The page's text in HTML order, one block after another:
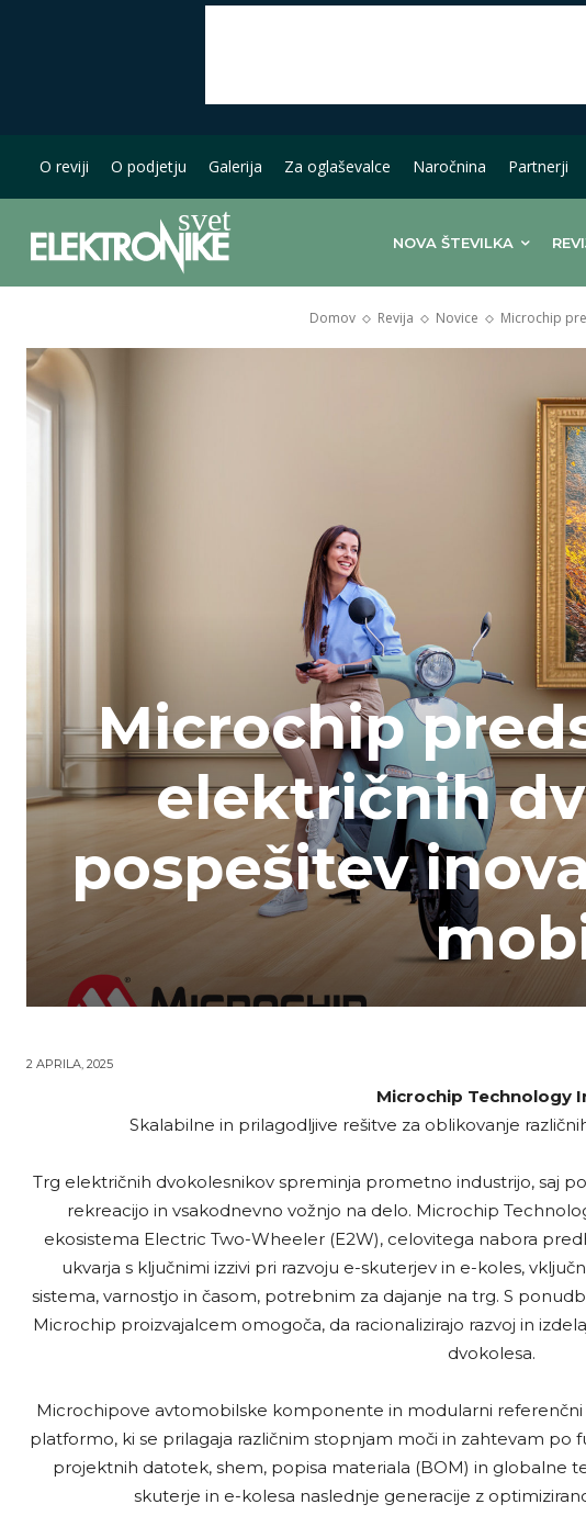
O reviji O podjetju Galerija Za oglaševalce Naročnina Partnerji
NOVA ŠTEVILKA
Domov Revija Novice Microchip
Microchip
električnih
pospešitev
2 APRILA, 2025
Microchip Technology
Skalabilne in prilagodljive rešitve za oblikovanje
Trg električnih dvokolesnikov spreminja prometno industrijo, saj
rekreacijo in vsakodnevno vožnjo na delo. Microchip
ekosistema Electric Two-Wheeler (E2W), celovitega nabora
ukvarja s ključnimi izzivi pri razvoju e-skuterjev in e-koles,
sistema, varnostjo in časom, potrebnim za dajanje na trg. S
Microchip proizvajalcem omogoča, da racionalizirajo razvoj in
dvokolesa.
Microchipove avtomobilske komponente in modularni referenčni
platformo, ki se prilagaja različnim stopnjam moči in zahtevam po
projektnih datotek, shem, popisa materiala (BOM) in globalne
skuterje in e-kolesa naslednje generacije z